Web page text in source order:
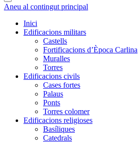
Aneu al contingut principal
Inici
Edificacions militars
Castells
Fortificacions d’Època Carlina
Muralles
Torres
Edificacions civils
Cases fortes
Palaus
Ponts
Torres colomer
Edificacions religioses
Basíliques
Catedrals